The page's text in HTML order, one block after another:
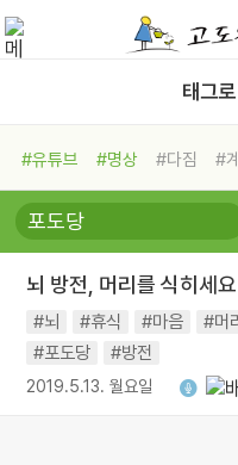
태그
#유튜브 #명상 #다짐 #
#비전캠프
#독서캠프 #삶
#희망
#나눔 #친구 #링
#독서
#건강 #면역력
뇌 방전, 머리를 식히세요
#뇌 #휴식 #마음 #머
#포도당
#방전
2019.5.13. 월요일